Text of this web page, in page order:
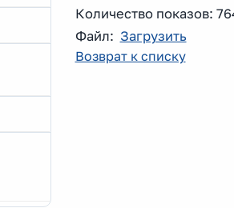
Количество показов:
Файл: Загрузить
Возврат к списку